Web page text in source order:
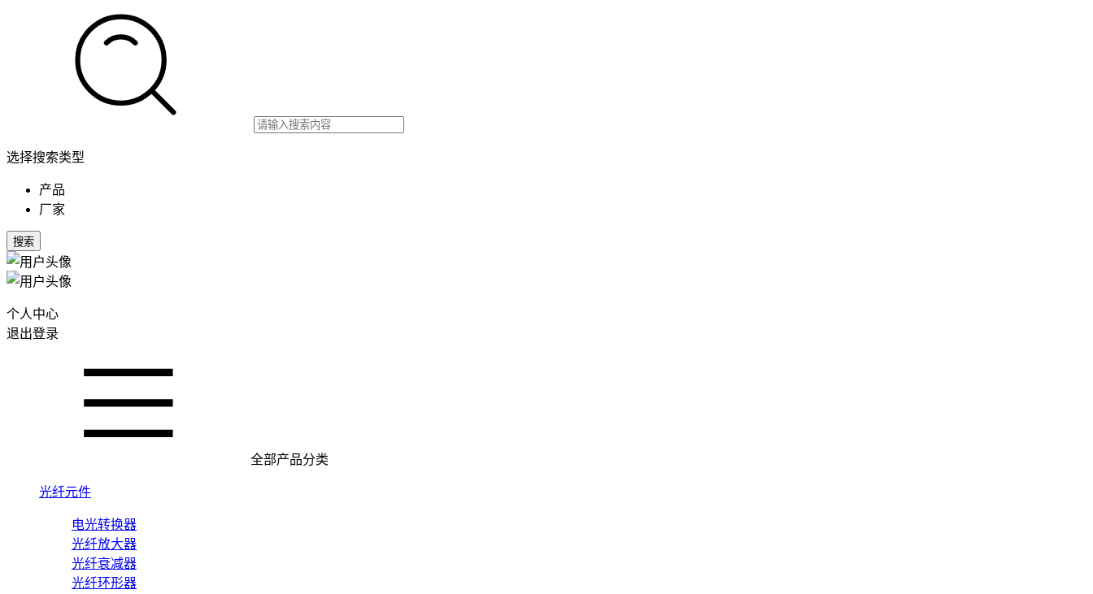
选择搜索类型
产品
厂家
搜索
个人中心
退出登录
全部产品分类
光纤元件
电光转换器
光纤放大器
光纤衰减器
光纤环形器